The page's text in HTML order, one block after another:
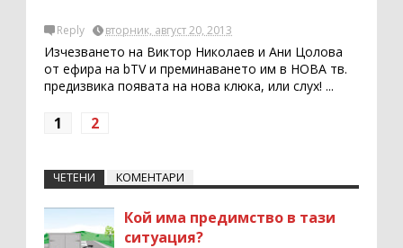
Reply вторник, август 20, 2013
Изчезването на Виктор Николаев и Ани Цолова
от ефира на bTV и преминаването им в НОВА тв.
предизвика появата на нова клюка, или слух! ...
1 2
ЧЕТЕНИ КОМЕНТАРИ
Кой има предимство в тази
ситуация?